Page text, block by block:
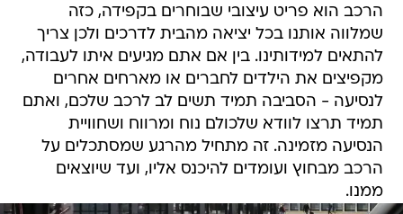
הרכב הוא פריט עיצובי שבוחרים בקפידה, כזה
שמלווה אותנו בכל יציאה מהבית לדרכים ולכן צריך
להתאים למידותינו. בין אם אתם מגיעים איתו לעבודה,
מקפיצים את הילדים לחברים או מארחים אחרים
לנסיעה - הסביבה תמיד תשים לב לרכב שלכם, ואתם
תמיד תרצו לוודא שלכולם נוח ומרווח ושחוויית
הנסיעה מזמינה. זה מתחיל מהרגע שמסתכלים על
הרכב מבחוץ ועומדים להיכנס אליו, ועד שיוצאים
ממנו.